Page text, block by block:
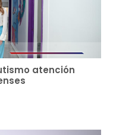
atención